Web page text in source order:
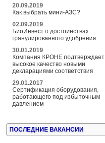
20.09.2019
Как выбрать мини-АЗС?
02.09.2019
БиоИнвест о достоинствах
гранулированного удобрения
30.01.2019
Компания КРОНЕ подтверждает
высокое качество новыми
декларациями соответствия
29.01.2017
Сертификация оборудования,
работающего под избыточным
давлением
ПОСЛЕДНИЕ ВАКАНСИИ